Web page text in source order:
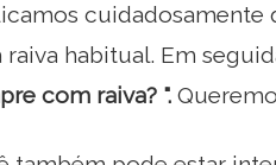
cuidadosamente
raiva habitual. Em
com raiva? ".